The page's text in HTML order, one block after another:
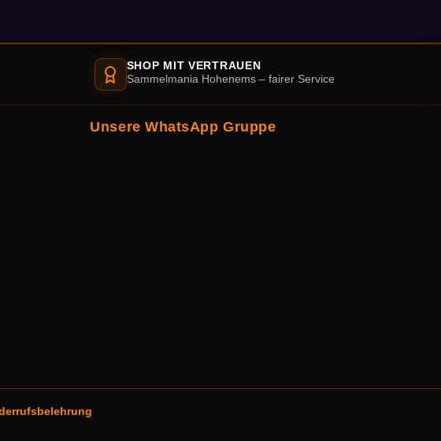
SHOP MIT VERTRAUEN
Sammelmania Hohenems – fairer Service
Unsere WhatsApp Gruppe